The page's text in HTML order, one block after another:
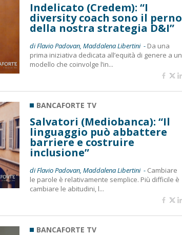
Indelicato (Credem): “I
diversity coach sono il perno
della nostra strategia D&I”
di Flavio Padovan, Maddalena Libertini - Da una
prima iniziativa dedicata all’equità di genere a un
modello che coinvolge l’in...
BANCAFORTE TV
Salvatori (Mediobanca): “Il
linguaggio può abbattere
barriere e costruire
inclusione”
di Flavio Padovan, Maddalena Libertini - Cambiare
le parole è relativamente semplice. Più difficile è
cambiare le abitudini, l...
BANCAFORTE TV